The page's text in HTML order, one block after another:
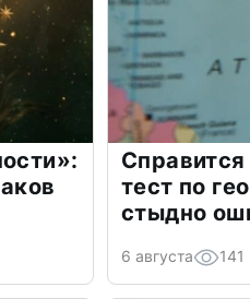
тест по
стыдно
6 августа 141